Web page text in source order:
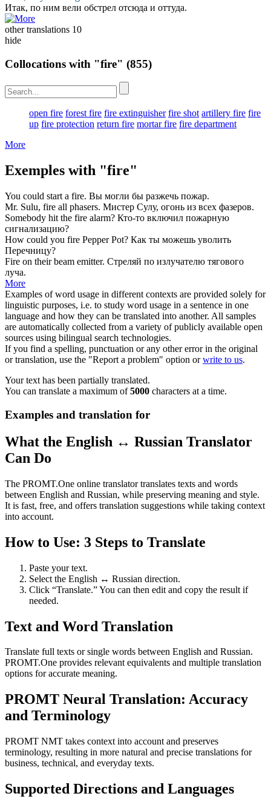
Итак, по ним вели обстрел отсюда и оттуда.
other translations 10
hide
Collocations with "fire" (855)
open fire forest fire fire extinguisher fire shot artillery fire fire
up fire protection return fire mortar fire fire department
More
Exemples with "fire"
You could start a fire. Вы могли бы разжечь пожар.
Mr. Sulu, fire all phasers. Мистер Сулу, огонь из всех фазеров.
Somebody hit the fire alarm? Кто-то включил пожарную
сигнализацию?
How could you fire Pepper Pot? Как ты можешь уволить
Перечницу?
Fire on their beam emitter. Стреляй по излучателю тягового
луча.
More
Examples of word usage in different contexts are provided solely for
linguistic purposes, i.e. to study word usage in a sentence in one
language and how they can be translated into another. All samples
are automatically collected from a variety of publicly available open
sources using bilingual search technologies.
If you find a spelling, punctuation or any other error in the original
or translation, use the "Report a problem" option orwrite to us.
Your text has been partially translated.
You can translate a maximum of5000 characters at a time.
Examples and translation for
What the English ↔ Russian Translator
Can Do
The PROMT.One online translator translates texts and words
between English and Russian, while preserving meaning and style.
It is fast, free, and offers translation suggestions while taking context
into account.
How to Use: 3 Steps to Translate
Paste your text.
Select the English ↔ Russian direction.
Click “Translate.” You can then edit and copy the result if
needed.
Text and Word Translation
Translate full texts or single words between English and Russian.
PROMT.One provides relevant equivalents and multiple translation
options for accurate meaning.
PROMT Neural Translation: Accuracy
and Terminology
PROMT NMT takes context into account and preserves
terminology, resulting in more natural and precise translations for
business, technical, and everyday texts.
Supported Directions and Languages